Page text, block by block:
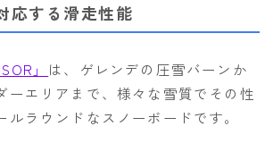
応する滑走性能
」 は、ゲレンデの圧雪バーンか
ーエリアまで、様々な雪質でその性
ルラウンドなスノーボードです。